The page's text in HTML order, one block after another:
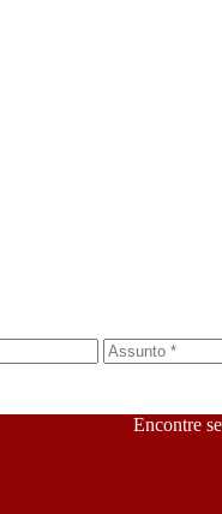
Encontre